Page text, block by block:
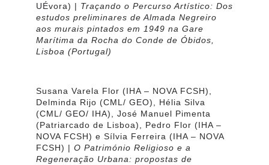
UÉvora) | Traçando o Percurso Artístico: Dos
estudos preliminares de Almada Negreiro
aos murais pintados em 1949 na Gare
Marítima da Rocha do Conde de Óbidos,
Lisboa (Portugal)
Susana Varela Flor (IHA – NOVA FCSH),
Delminda Rijo (CML/ GEO), Hélia Silva
(CML/ GEO/ IHA), José Manuel Pimenta
(Patriarcado de Lisboa), Pedro Flor (IHA –
NOVA FCSH) e Sílvia Ferreira (IHA – NOVA
FCSH) | O Património Religioso e a
Regeneração Urbana: propostas de